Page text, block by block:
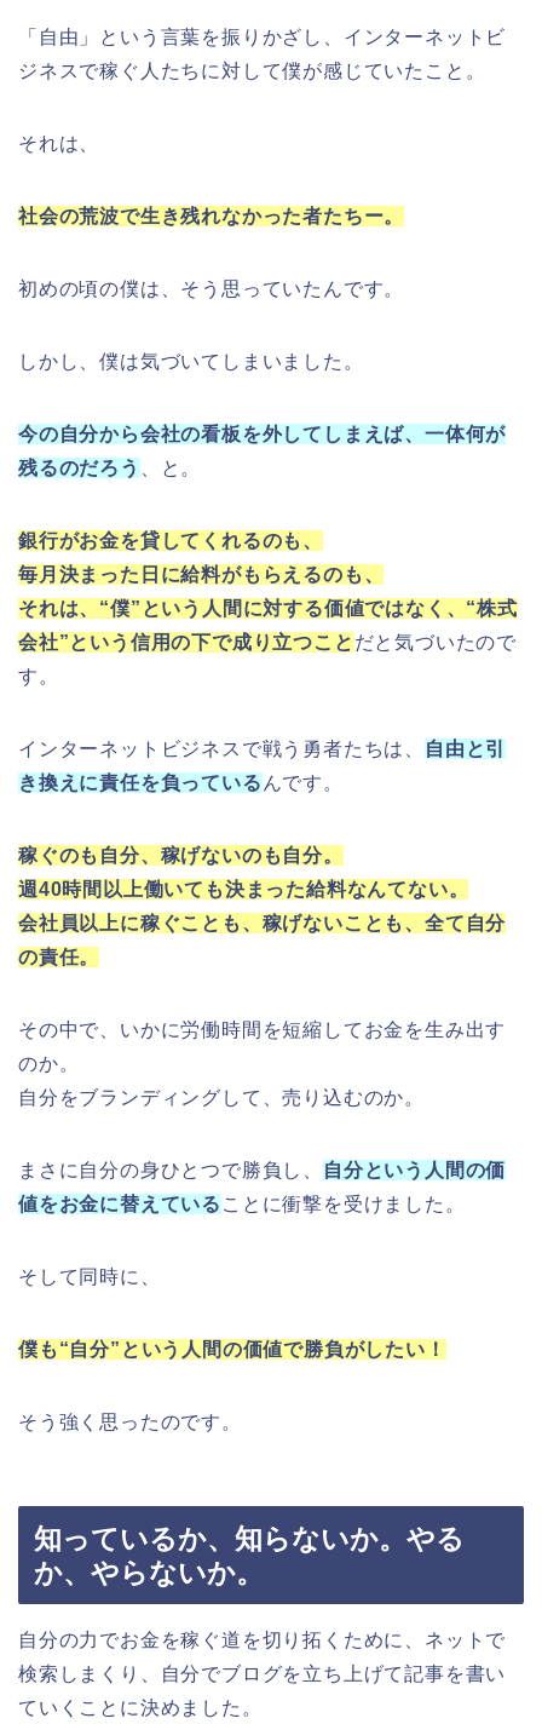
「自由」という言葉を振りかざし、インターネットビ
ジネスで稼ぐ人たちに対して僕が感じていたこと。
それは、
社会の荒波で生き残れなかった者たちー。
初めの頃の僕は、そう思っていたんです。
しかし、僕は気づいてしまいました。
今の自分から会社の看板を外してしまえば、一体何が
残るのだろう 、と。
銀行がお金を貸してくれるのも、
毎月決まった日に給料がもらえるのも、
それは、“僕”という人間に対する価値ではなく、“株式
会社”という信用の下で成り立つこと だと気づいたので
す。
インターネットビジネスで戦う勇者たちは、
自由と引
き換えに責任を負っているんです。
稼ぐのも自分、稼げないのも自分。
週40時間以上働いても決まった給料なんてない。
会社員以上に稼ぐことも、稼げないことも、全て自分
の責任。
その中で、いかに労働時間を短縮してお金を生み出す
のか。
自分をブランディングして、売り込むのか。
まさに自分の身ひとつで勝負し、
自分という人間の価
値をお金に替えている ことに衝撃を受けました。
そして同時に、
僕も“自分”という人間の価値で勝負がしたい！
そう強く思ったのです。
知っているか、知らないか。やる
か、やらないか。
自分の力でお金を稼ぐ道を切り拓くために、ネットで
検索しまくり、自分でブログを立ち上げて記事を書い
ていくことに決めました。